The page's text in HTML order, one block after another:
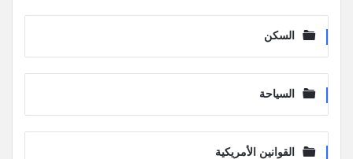
السكن
السياحة
القوانين الأمريكية